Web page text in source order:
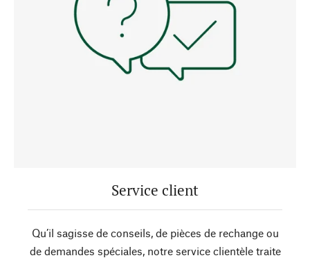
Service client
Qu’il sagisse de conseils, de pièces de rechange ou
de demandes spéciales, notre service clientèle traite